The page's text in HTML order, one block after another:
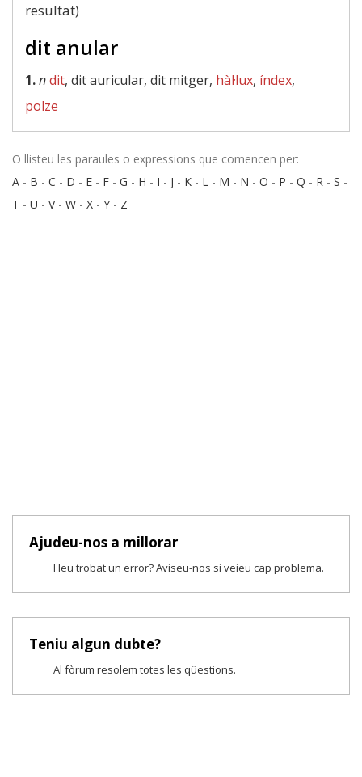
resultat)
dit anular
1.ndit, dit auricular, dit mitger, hàl·lux, índex,
polze
O llisteu les paraules o expressions que comencen per:
A - B - C - D - E - F - G - H - I - J - K - L - M - N - O - P - Q - R - S -
T - U - V- W - X - Y - Z
Ajudeu-nos a millorar
Heu trobat un error? Aviseu-nos si veieu cap problema.
Teniu algun dubte?
Al fòrum resolem totes les qüestions.